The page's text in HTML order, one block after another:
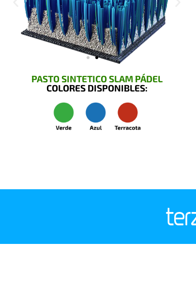
PASTO SINTETICO SLAM PÁDEL
COLORES DISPONIBLES: